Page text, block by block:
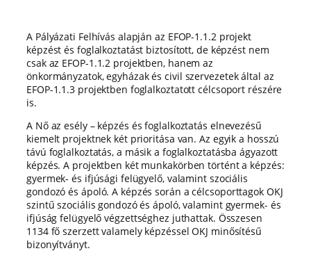
A Pályázati Felhívás alapján az EFOP-1.1.2 projekt
képzést és foglalkoztatást biztosított, de képzést nem
csak az EFOP-1.1.2 projektben, hanem az
önkormányzatok, egyházak és civil szervezetek által az
EFOP-1.1.3 projektben foglalkoztatott célcsoport részére
is.
A Nő az esély – képzés és foglalkoztatás elnevezésű
kiemelt projektnek két prioritása van. Az egyik a hosszú
távú foglalkoztatás, a másik a foglalkoztatásba ágyazott
képzés. A projektben két munkakörben történt a képzés:
gyermek- és ifjúsági felügyelő, valamint szociális
gondozó és ápoló. A képzés során a célcsoporttagok OKJ
szintű szociális gondozó és ápoló, valamint gyermek- és
ifjúság felügyelő végzettséghez juthattak. Összesen
1134 fő szerzett valamely képzéssel OKJ minősítésű
bizonyítványt.